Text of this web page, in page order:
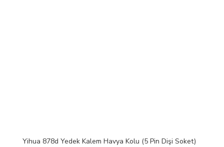
Yihua 878d Yedek Kalem Havya Kolu (5 Pin Dişi Soket)